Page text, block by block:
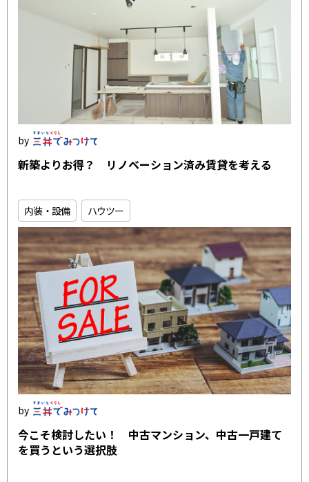
新築よりお得？ リノベーション済み賃貸を考える
内装・設備 ハウツー
今こそ検討したい！ 中古マンション、中古一戸建て
を買うという選択肢